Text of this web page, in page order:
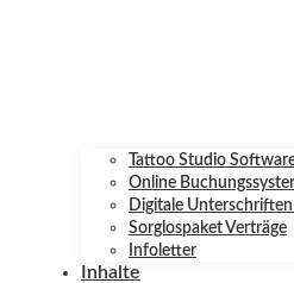
Tattoo Studio
Online
Digitale Unterschriften
Sorglospaket Verträge
Infoletter
Inhalte